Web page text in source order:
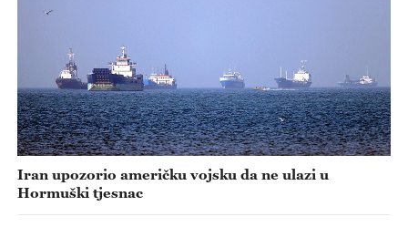
Iran upozorio američku vojsku da ne ulazi u
Hormuški tjesnac